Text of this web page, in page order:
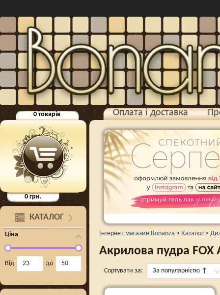
0 товарів
0грн.
КАТАЛОГ
Ціна
Від до
Оплата і доставка
Інтернет-магазин Bonanza > Каталог >
Акрилова пудра FOX
Сортувати за: За популярністю ↑